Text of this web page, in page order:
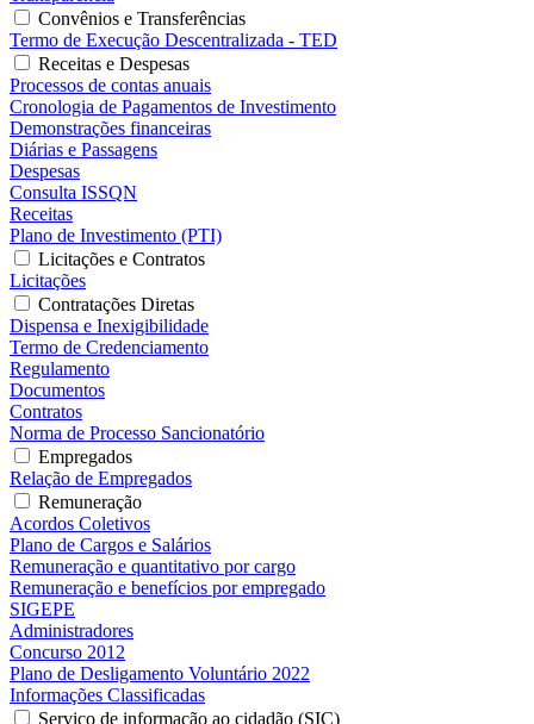
Convênios e Transferências
Termo de Execução Descentralizada - TED
Receitas e Despesas
Processos de contas anuais
Cronologia de Pagamentos de Investimento
Demonstrações financeiras
Diárias e Passagens
Despesas
Consulta ISSQN
Receitas
Plano de Investimento (PTI)
Licitações e Contratos
Licitações
Contratações Diretas
Dispensa e Inexigibilidade
Termo de Credenciamento
Regulamento
Documentos
Contratos
Norma de Processo Sancionatório
Empregados
Relação de Empregados
Remuneração
Acordos Coletivos
Plano de Cargos e Salários
Remuneração e quantitativo por cargo
Remuneração e benefícios por empregado
SIGEPE
Administradores
Concurso 2012
Plano de Desligamento Voluntário 2022
Informações Classificadas
Serviço de informação ao cidadão (SIC)